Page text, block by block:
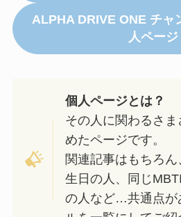
ALPHA DRIVE ONE チャ
人ページ
個人ページとは？
その人に関わるさま
めたページです。
関連記事はもちろ
生日の人、同じ
の人など…共通点が